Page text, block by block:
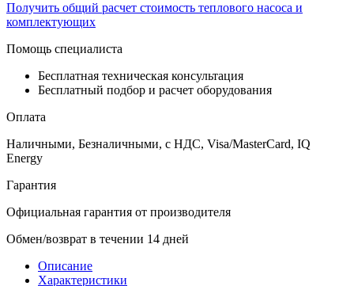
Получить общий расчет стоимость теплового насоса и
комплектующих
Помощь специалиста
Бесплатная техническая консультация
Бесплатный подбор и расчет оборудования
Оплата
Наличными, Безналичными, с НДС, Visa/MasterCard, IQ
Energy
Гарантия
Официальная гарантия от производителя
Обмен/возврат в течении 14 дней
Описание
Характеристики